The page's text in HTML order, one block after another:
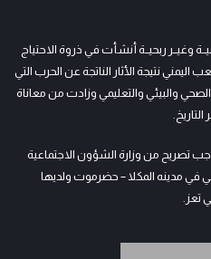
وغيــر ربحيــة أنشأت في ذروة الاحتياج
اليمني نتيجة الأثار الناتجة عن الحرب التي
والبيئي والتعليمي وزادت من معاناة
المؤسسة في العام 2023 بموجب تصريح من وزارة الشؤون الاجتماعية
الرئيسي في مدينه المكلا – حضرموت ولديها
تعز.